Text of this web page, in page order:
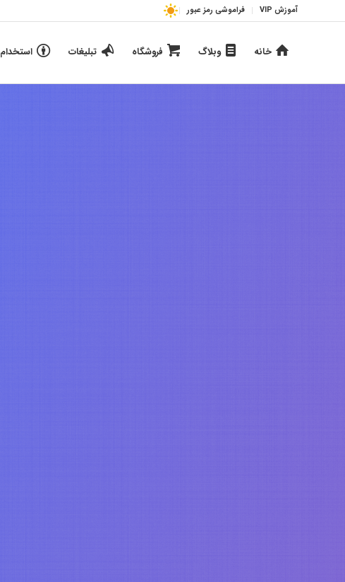
آموزش VIP فراموشی رمز عبور
خانه وبلاگ فروشگاه تبلیغات استخدام